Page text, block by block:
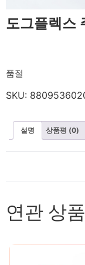
도그플렉스
품절
SKU:
설명 상품평 (0)
연관 상품